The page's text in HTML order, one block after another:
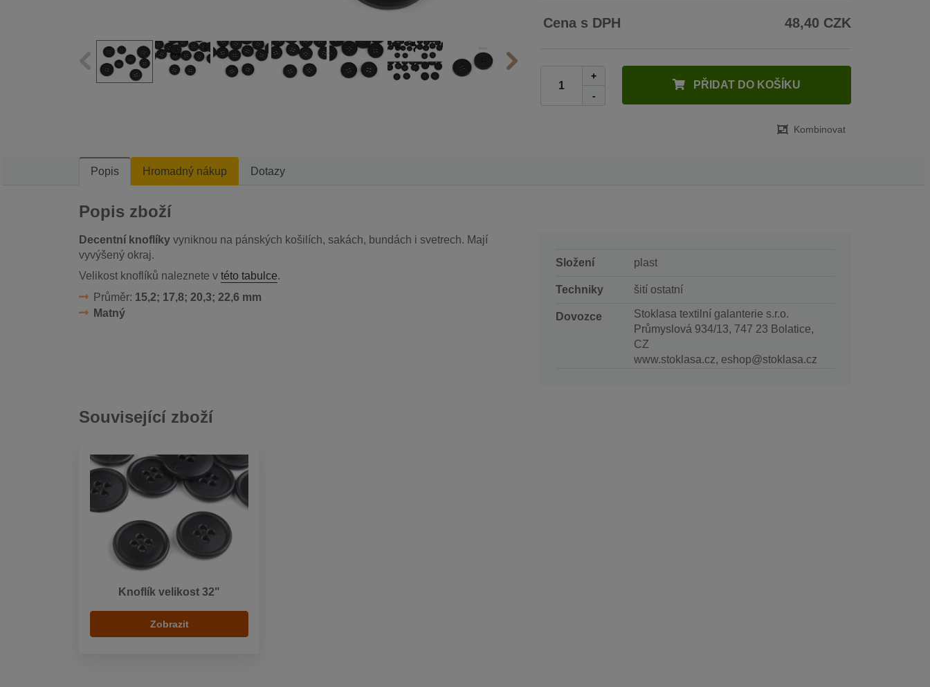
Cena s DPH 48,40 CZK
+
-
PŘIDAT DO KOŠÍKU
Kombinovat
Popis Hromadný nákup Dotazy
Popis zboží
Decentní knoflíky vyniknou na pánských košilích, sakách, bundách i svetrech. Mají
vyvýšený okraj.
Velikost knoflíků naleznete v této tabulce.
Průměr: 15,2; 17,8; 20,3; 22,6 mm
Matný
Složení plast
Techniky šití ostatní
Dovozce
Stoklasa textilní galanterie s.r.o.
Průmyslová 934/13, 747 23 Bolatice,
CZ
www.stoklasa.cz, eshop@stoklasa.cz
Související zboží
Knoflík velikost 32"
Zobrazit